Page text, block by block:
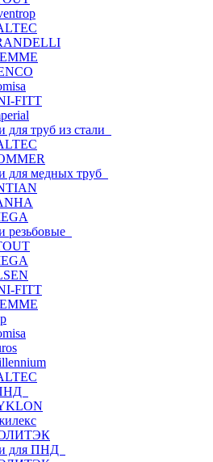
FITT
для труб из стали
для медных труб
резьбовые
FITT
для ПНД